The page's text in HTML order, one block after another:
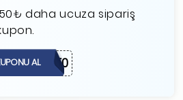
daha ucuza sipariş
TUR50
AL